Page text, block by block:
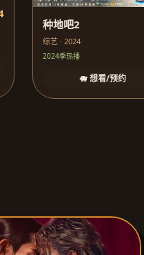
种地吧2
综艺 · 2024
2024季热播
🐗 想看/预约